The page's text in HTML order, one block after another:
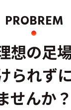
PROBREM
想の足
られず
せんか？